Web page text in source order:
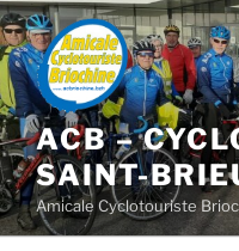
Aller
au
contenu
principal
ACB –
SAINT-
Amicale Cyclotouriste